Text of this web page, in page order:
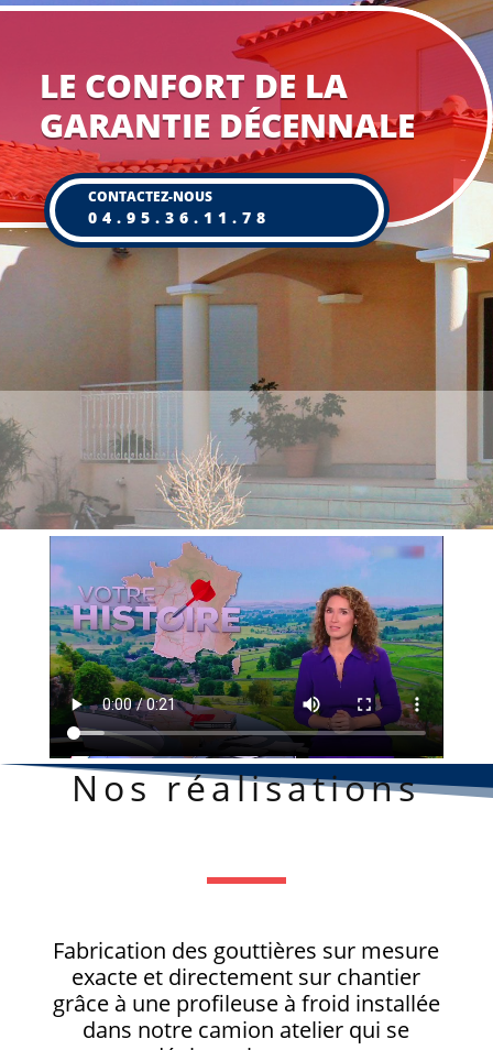
LE CONFORT DE LA
GARANTIE DÉCENNALE
CONTACTEZ-NOUS
04.95.36.11.78
Nos réalisations
Fabrication des gouttières sur mesure
exacte et directement sur chantier
grâce à une profileuse à froid installée
dans notre camion atelier qui se